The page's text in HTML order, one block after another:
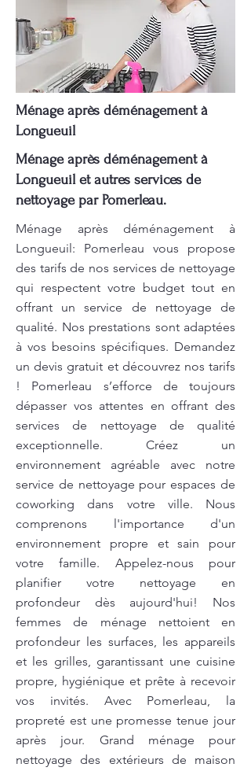
Ménage après déménagement à
Longueuil
Ménage après déménagement à
Longueuil et autres services de
nettoyage par Pomerleau.
Ménage après déménagement à
Longueuil: Pomerleau vous propose
des tarifs de nos services de nettoyage
qui respectent votre budget tout en
offrant un service de nettoyage de
qualité. Nos prestations sont adaptées
à vos besoins spécifiques. Demandez
un devis gratuit et découvrez nos tarifs
! Pomerleau s’efforce de toujours
dépasser vos attentes en offrant des
services de nettoyage de qualité
exceptionnelle. Créez un
environnement agréable avec notre
service de nettoyage pour espaces de
coworking dans votre ville. Nous
comprenons l'importance d'un
environnement propre et sain pour
votre famille. Appelez-nous pour
planifier votre nettoyage en
profondeur dès aujourd'hui! Nos
femmes de ménage nettoient en
profondeur les surfaces, les appareils
et les grilles, garantissant une cuisine
propre, hygiénique et prête à recevoir
vos invités. Avec Pomerleau, la
propreté est une promesse tenue jour
après jour. Grand ménage pour
nettoyage des extérieurs de maison